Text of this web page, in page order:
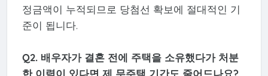
정금액이 누적되므로 당첨선 확보에 절대적인 기
준이 됩니다.
Q2. 배우자가 결혼 전에 주택을 소유했다가 처분
한 이력이 있다면 제 무주택 기간도 줄어드나요?